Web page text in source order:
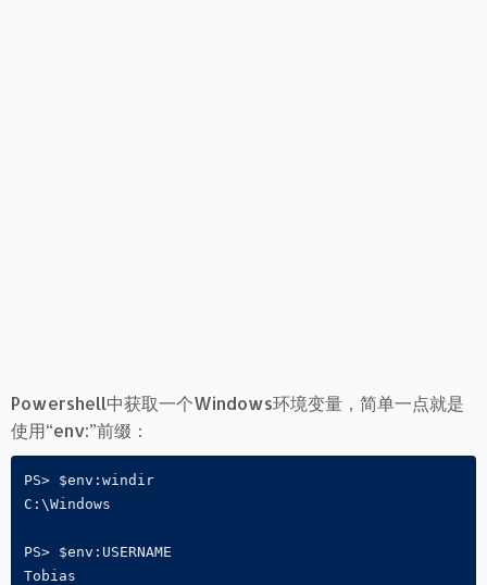
Powershell中获取一个Windows环境变量，简单一点就是
使用“env:”前缀：
PS> $env:windir
C:\Windows
PS> $env:USERNAME
Tobias